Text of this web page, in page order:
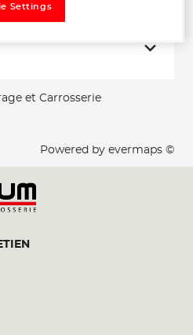
et Carrosserie
Powered by evermaps ©
Settings